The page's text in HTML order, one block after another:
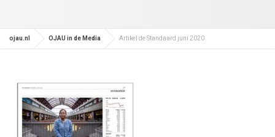
ojau.nl OJAU in de Media Artikel de Standaard juni 2020